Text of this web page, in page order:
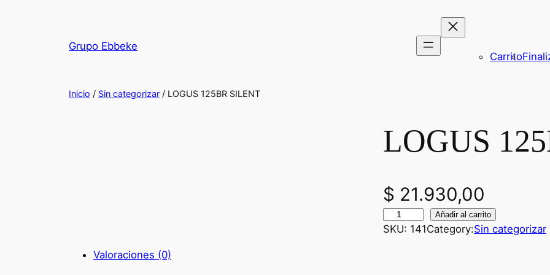
Grupo Ebbeke
Carrito
Inicio / Sin categorizar / LOGUS 125BR SILENT
LOGUS
$ 21.930,00
O
Añadir al carrito
SKU: 141Category:Sin categorizar
Valoraciones (0)